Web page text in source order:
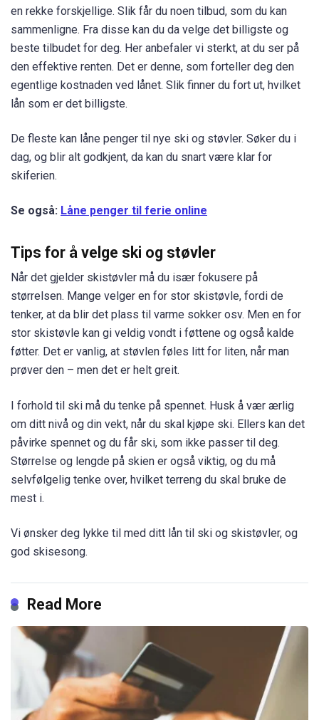
en rekke forskjellige. Slik får du noen tilbud, som du kan
sammenligne. Fra disse kan du da velge det billigste og
beste tilbudet for deg. Her anbefaler vi sterkt, at du ser på
den effektive renten. Det er denne, som forteller deg den
egentlige kostnaden ved lånet. Slik finner du fort ut, hvilket
lån som er det billigste.
De fleste kan låne penger til nye ski og støvler. Søker du i
dag, og blir alt godkjent, da kan du snart være klar for
skiferien.
Se også: Låne penger til ferie online
Tips for å velge ski og støvler
Når det gjelder skistøvler må du især fokusere på
størrelsen. Mange velger en for stor skistøvle, fordi de
tenker, at da blir det plass til varme sokker osv. Men en for
stor skistøvle kan gi veldig vondt i føttene og også kalde
føtter. Det er vanlig, at støvlen føles litt for liten, når man
prøver den – men det er helt greit.
I forhold til ski må du tenke på spennet. Husk å vær ærlig
om ditt nivå og din vekt, når du skal kjøpe ski. Ellers kan det
påvirke spennet og du får ski, som ikke passer til deg.
Størrelse og lengde på skien er også viktig, og du må
selvfølgelig tenke over, hvilket terreng du skal bruke de
mest i.
Vi ønsker deg lykke til med ditt lån til ski og skistøvler, og
god skisesong.
Read More